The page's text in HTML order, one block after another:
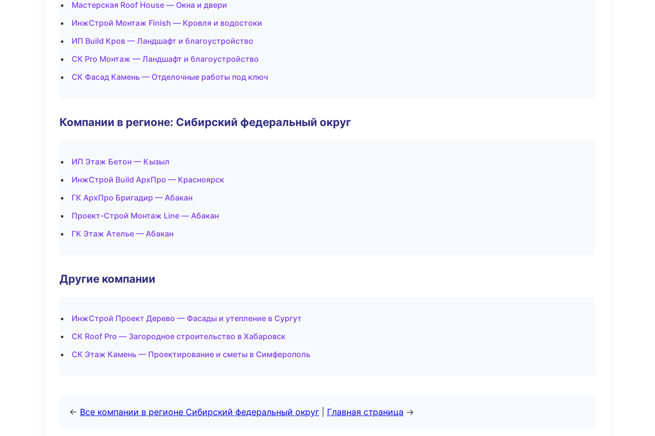
Мастерская Roof House — Окна и двери
ИнжСтрой Монтаж Finish — Кровля и водостоки
ИП Build Кров — Ландшафт и благоустройство
СК Pro Монтаж — Ландшафт и благоустройство
СК Фасад Камень — Отделочные работы под ключ
Компании в регионе: Сибирский федеральный округ
ИП Этаж Бетон — Кызыл
ИнжСтрой Build АрхПро — Красноярск
ГК АрхПро Бригадир — Абакан
Проект-Строй Монтаж Line — Абакан
ГК Этаж Ателье — Абакан
Другие компании
ИнжСтрой Проект Дерево — Фасады и утепление в Сургут
СК Roof Pro — Загородное строительство в Хабаровск
СК Этаж Камень — Проектирование и сметы в Симферополь
← Все компании в регионе Сибирский федеральный округ Главная страница →